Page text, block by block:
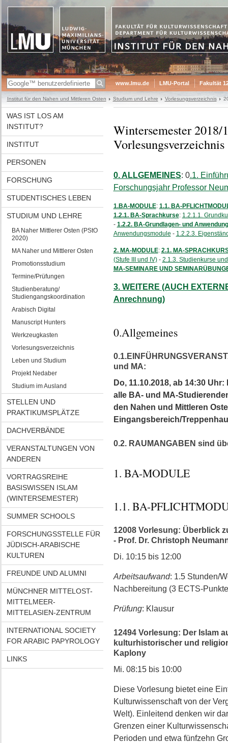
www.lmu.de LMU-Portal Fakultät
Institut für den Nahen und Mittleren Osten Studium und Lehre Vorlesungsverzeichnis
WAS IST LOS AM
INSTITUT?
INSTITUT
PERSONEN
FORSCHUNG
STUDENTISCHES LEBEN
STUDIUM UND LEHRE
BA Naher Mittlerer Osten (PStO
2020)
MA Naher und Mittlerer Osten
Promotionsstudium
Termine/Prüfungen
Studienberatung/
Studiengangskoordination
Arabisch Digital
Manuscript Hunters
Werkzeugkasten
Vorlesungsverzeichnis
Leben und Studium
Projekt Nedaber
Studium im Ausland
STELLEN UND
PRAKTIKUMSPLÄTZE
DACHVERBÄNDE
VERANSTALTUNGEN VON
ANDEREN
VORTRAGSREIHE
BASISWISSEN ISLAM
(WINTERSEMESTER)
SUMMER SCHOOLS
FORSCHUNGSSTELLE FÜR
JÜDISCH-ARABISCHE
KULTUREN
FREUNDE UND ALUMNI
MÜNCHNER MITTELOST-
MITTELMEER-
MITTELASIEN-ZENTRUM
INTERNATIONAL SOCIETY
FOR ARABIC PAPYROLOGY
LINKS
Wintersemester
Vorlesungsverzeichnis
0. ALLGEMEINES: 0.1.
Forschungsjahr Professor
1.BA-MODULE: 1.1. BA-
1.2.1. BA-Sprachkurse: 1.2.1.1.
- 1.2.2. BA-Grundlagen- und
Anwendungsmodule - 1.2.2.3.
2. MA-MODULE: 2.1. MA-
(Stufe III und IV)- 2.1.3. Studienkurse
MA-SEMINARE UND
3. WEITERE (AUCH
Anrechnung)
0.Allgemeines
und MA:
Do, 11.10.2018, ab 14:30
alle BA- und MA-
den Nahen und Mittleren
Eingangsbereich/
0.2. RAUMANGABEN sind
1. BA-MODULE
1.1. BA-
12008 Vorlesung: Überblick
- Prof. Dr. Christoph
Di. 10:15 bis 12:00
Arbeitsaufwand: 1.5 Stunden/
Nachbereitung (3 ECTS-
Prüfung: Klausur
12494 Vorlesung: Der Islam
kulturhistorischer und
Kaplony
Mi. 08:15 bis 10:00
Diese Vorlesung bietet eine
Kulturwissenschaft von der
Welt). Einleitend denken wir
Grenzen einer
Perioden und etwa fünfzehn